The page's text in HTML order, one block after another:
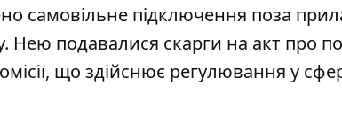
самовільне підключення поза
Нею подавалися скарги на акт про
що здійснює регулювання у